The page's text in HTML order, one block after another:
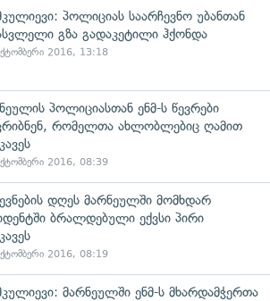
პოლიციას საარჩევნო უბანთან
გზა გადაკეტილი ჰქონდა
2016, 13:18
პოლიციასთან ენმ-ს წევრები
რომელთა ახლობლებიც ღამით
2016, 08:39
დღეს მარნეულში მომხდარ
ბრალდებული ექვსი პირი
2016, 08:19
მარნეულში ენმ-ს მხარდამჭერთა